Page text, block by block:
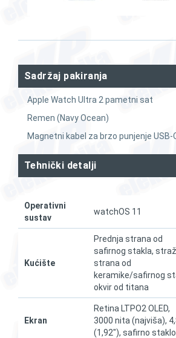
Sadržaj pakiranja
Apple Watch Ultra 2 pametni sat
Remen (Navy Ocean)
Magnetni kabel za brzo punjenje USB-
Tehnički detalji
Operativni
sustav
watchOS 11
Kućište
Prednja strana od
safirnog stakla,
strana od
keramike/safirnog
okvir od titana
Ekran
Retina LTPO2 OLED,
3000 nita (najviša),
(1,92"), safirno staklo